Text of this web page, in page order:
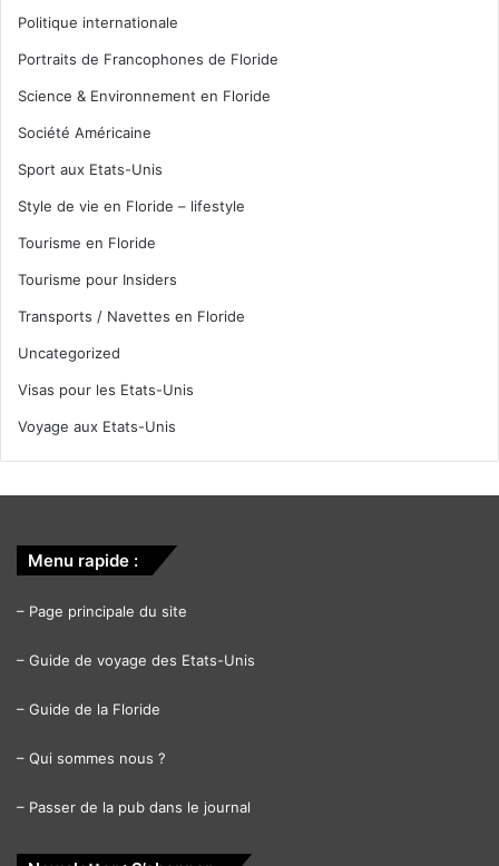
Politique internationale
Portraits de Francophones de Floride
Science & Environnement en Floride
Société Américaine
Sport aux Etats-Unis
Style de vie en Floride – lifestyle
Tourisme en Floride
Tourisme pour Insiders
Transports / Navettes en Floride
Uncategorized
Visas pour les Etats-Unis
Voyage aux Etats-Unis
Menu rapide :
– Page principale du site
– Guide de voyage des Etats-Unis
– Guide de la Floride
– Qui sommes nous ?
– Passer de la pub dans le journal